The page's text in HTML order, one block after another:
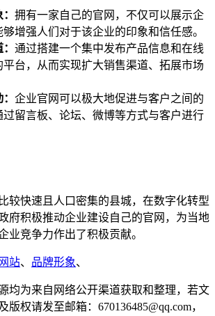
拥有一家自己的官网，不仅可以展示企
增强人们对于该企业的印象和信任感。
通过搭建一个集中发布产品信息和在线
台，从而实现扩大销售渠道、拓展市场
企业官网可以极大地促进与客户之间的
过留言板、论坛、微博等方式与客户进行
较快速且人口密集的县城，在数字化转型
府积极推动企业建设自己的官网，为当地
业竞争力作出了积极贡献。
站、 品牌形象、
均为来自网络公开渠道获取和整理，若文
权请发至邮箱：670136485@qq.com，